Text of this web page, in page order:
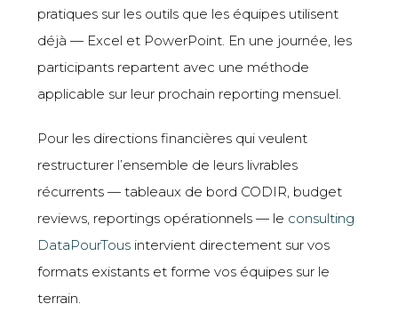
pratiques sur les outils que les équipes utilisent
déjà — Excel et PowerPoint. En une journée, les
participants repartent avec une méthode
applicable sur leur prochain reporting mensuel.
Pour les directions financières qui veulent
restructurer l’ensemble de leurs livrables
récurrents — tableaux de bord CODIR, budget
reviews, reportings opérationnels — le consulting
DataPourTous intervient directement sur vos
formats existants et forme vos équipes sur le
terrain.